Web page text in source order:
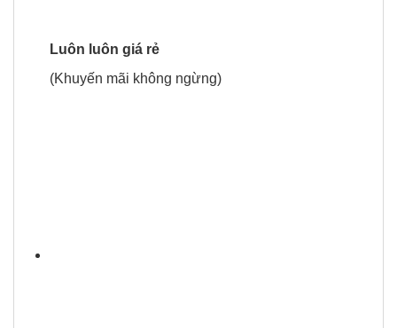
Luôn luôn giá rẻ
(Khuyến mãi không ngừng)